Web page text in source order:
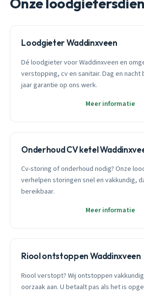
Loodgieter Waddinxveen
Dé loodgieter voor Waddinxveen en
verstopping, cv en sanitair. Dag en nacht
jaar garantie op ons werk.
Meer informatie
Onderhoud CV ketel
Cv-storing of onderhoud nodig? Onze
verhelpen storingen snel en vakkundig,
bereikbaar.
Meer informatie
Riool ontstoppen Waddinxveen
Riool verstopt? Wij ontstoppen
oorzaak aan. U betaalt pas als het is